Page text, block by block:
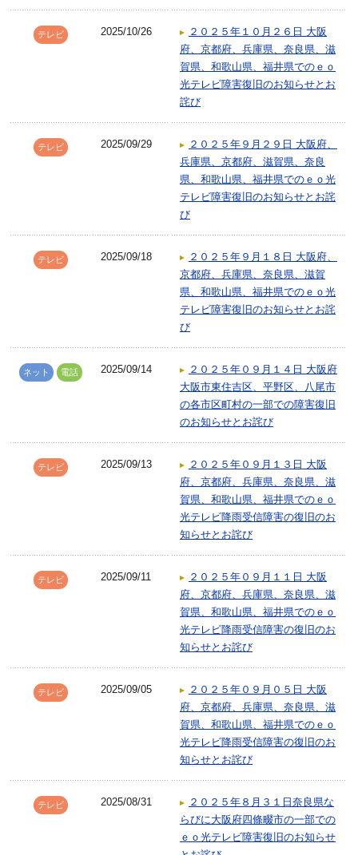
テレビ 2025/10/26
２０２５年１０月２６日 大阪
府、京都府、兵庫県、奈良県、滋
賀県、和歌山県、福井県でのｅｏ
光テレビ障害復旧のお知らせとお
詫び
テレビ 2025/09/29
２０２５年９月２９日 大阪府、
兵庫県、京都府、滋賀県、奈良
県、和歌山県、福井県でのｅｏ光
テレビ障害復旧のお知らせとお詫
び
テレビ 2025/09/18
２０２５年９月１８日 大阪府、
京都府、兵庫県、奈良県、滋賀
県、和歌山県、福井県でのｅｏ光
テレビ障害復旧のお知らせとお詫
び
ネット 電話 2025/09/14
２０２５年０９月１４日 大阪府
大阪市東住吉区、平野区、八尾市
の各市区町村の一部での障害復旧
のお知らせとお詫び
テレビ 2025/09/13
２０２５年０９月１３日 大阪
府、京都府、兵庫県、奈良県、滋
賀県、和歌山県、福井県でのｅｏ
光テレビ降雨受信障害の復旧のお
知らせとお詫び
テレビ 2025/09/11
２０２５年０９月１１日 大阪
府、京都府、兵庫県、奈良県、滋
賀県、和歌山県、福井県でのｅｏ
光テレビ降雨受信障害の復旧のお
知らせとお詫び
テレビ 2025/09/05
２０２５年０９月０５日 大阪
府、京都府、兵庫県、奈良県、滋
賀県、和歌山県、福井県でのｅｏ
光テレビ降雨受信障害の復旧のお
知らせとお詫び
テレビ 2025/08/31
２０２５年８月３１日奈良県な
らびに大阪府四條畷市の一部での
ｅｏ光テレビ障害復旧のお知らせ